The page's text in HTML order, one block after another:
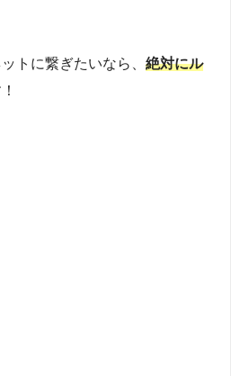
トに繋ぎたいなら、 絶対にル